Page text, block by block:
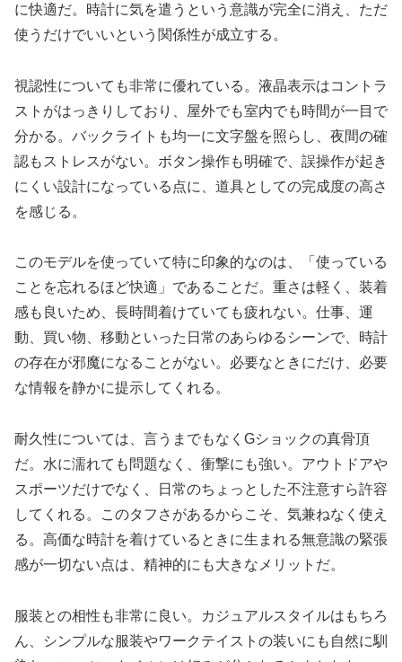
に快適だ。時計に気を遣うという意識が完全に消え、ただ
使うだけでいいという関係性が成立する。
視認性についても非常に優れている。液晶表示はコントラ
ストがはっきりしており、屋外でも室内でも時間が一目で
分かる。バックライトも均一に文字盤を照らし、夜間の確
認もストレスがない。ボタン操作も明確で、誤操作が起き
にくい設計になっている点に、道具としての完成度の高さ
を感じる。
このモデルを使っていて特に印象的なのは、「使っている
ことを忘れるほど快適」であることだ。重さは軽く、装着
感も良いため、長時間着けていても疲れない。仕事、運
動、買い物、移動といった日常のあらゆるシーンで、時計
の存在が邪魔になることがない。必要なときにだけ、必要
な情報を静かに提示してくれる。
耐久性については、言うまでもなくGショックの真骨頂
だ。水に濡れても問題なく、衝撃にも強い。アウトドアや
スポーツだけでなく、日常のちょっとした不注意すら許容
してくれる。このタフさがあるからこそ、気兼ねなく使え
る。高価な時計を着けているときに生まれる無意識の緊張
感が一切ない点は、精神的にも大きなメリットだ。
服装との相性も非常に良い。カジュアルスタイルはもちろ
ん、シンプルな服装やワークテイストの装いにも自然に馴